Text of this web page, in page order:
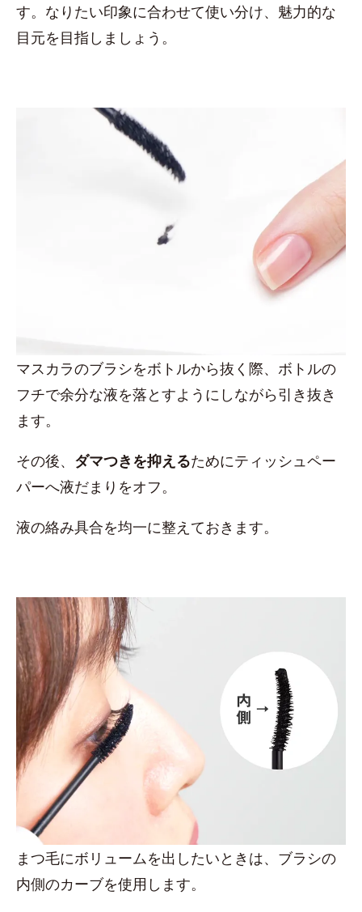
す。なりたい印象に合わせて使い分け、魅力的な
目元を目指しましょう。
マスカラのブラシをボトルから抜く際、ボトルの
フチで余分な液を落とすようにしながら引き抜き
ます。
その後、 ダマつきを抑えるためにティッシュペー
パーへ液だまりをオフ。
液の絡み具合を均一に整えておきます。
まつ毛にボリュームを出したいときは、ブラシの
内側のカーブを使用します。